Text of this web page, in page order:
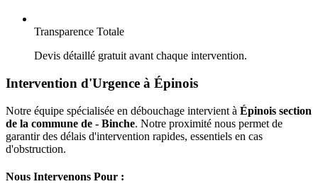
Transparence Totale
Devis détaillé gratuit avant chaque intervention.
Intervention d'Urgence à Épinois
Notre équipe spécialisée en débouchage intervient à Épinois section
de la commune de - Binche. Notre proximité nous permet de
garantir des délais d'intervention rapides, essentiels en cas
d'obstruction.
Nous Intervenons Pour :